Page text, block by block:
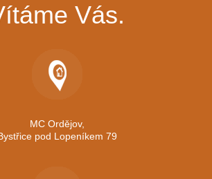
Vás.
MC Ordějov,
pod Lopeníkem 79